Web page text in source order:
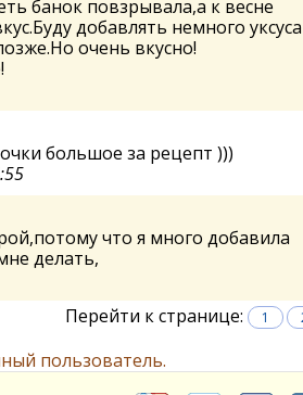
банок повзрывала,а к весне
добавлять немного
очень вкусно!
большое за рецепт )))
что я много добавила
делать,
Перейти к странице:
1
пользователь.